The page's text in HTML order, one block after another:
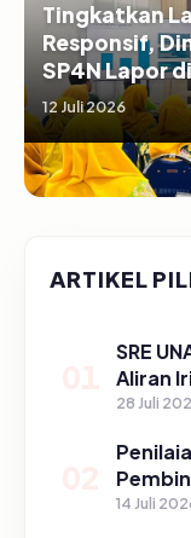
Tingkatkan
Responsif,
SP4N Lapor
serta SD/
12 Juli 2026
ARTIKEL
SRE
Aliran
28 Juli
14 Juli